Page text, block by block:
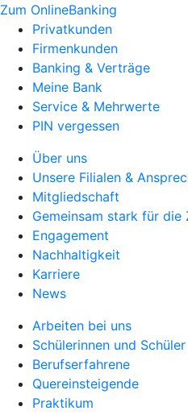
Zum OnlineBanking
Privatkunden
Firmenkunden
Banking & Verträge
Meine Bank
Service & Mehrwerte
PIN vergessen
Über uns
Unsere Filialen &
Mitgliedschaft
Gemeinsam stark für die
Engagement
Nachhaltigkeit
Karriere
News
Arbeiten bei uns
Schülerinnen und Schüler
Berufserfahrene
Quereinsteigende
Praktikum